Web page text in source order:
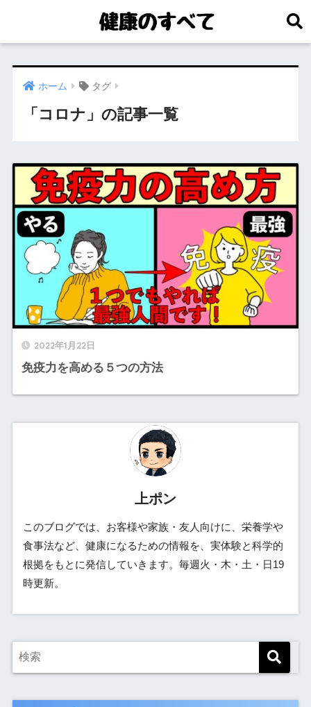
ホーム タグ
「コロナ」の記事一覧
2022年1月22日
免疫力を高める５つの方法
上ポン
このブログでは、お客様や家族・友人向けに、栄養学や
食事法など、健康になるための情報を、実体験と科学的
根拠をもとに発信していきます。毎週火・木・土・日19
時更新。